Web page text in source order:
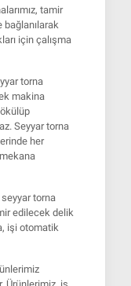
tamir
için çalışma
torna
makina
Seyyar torna
her
seyyar torna
edilecek delik
işi otomatik